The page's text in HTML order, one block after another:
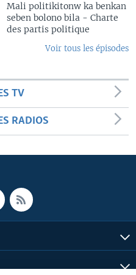
Mali politikitonw ka benkan
seben bolono bila - Charte
des partis politique
Voir tous les épisodes
TV
RADIOS